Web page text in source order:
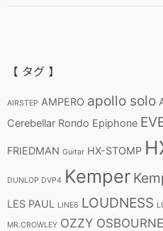
【 タグ 】
AIRSTEP AMPERO apollo solo
Cerebellar Rondo Epiphone
FRIEDMAN Guitar HX-STOMP
DUNLOP DVP4 Kemper
LES PAUL LINE6 LOUDNESS
MR.CROWLEY OZZY OSBOURNE